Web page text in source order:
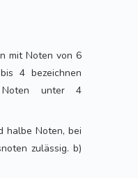
mit Noten von 6
4 bezeichnen
Noten unter 4
halbe Noten, bei
zulässig. b)